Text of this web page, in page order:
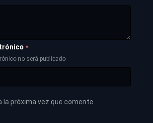
*
no será publicado
la próxima vez que comente.